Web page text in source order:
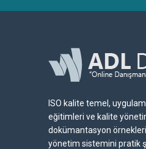
ISO kalite temel,
eğitimleri ve kalite
dokümantasyon
yönetim sistemini pratik